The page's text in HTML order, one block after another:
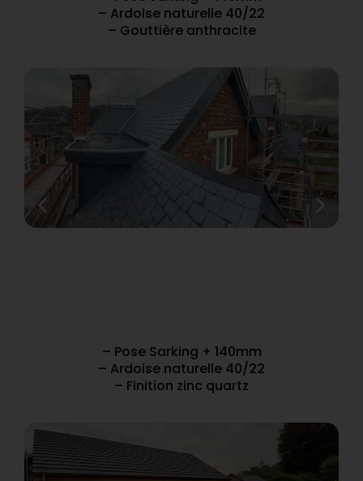
– Ardoise naturelle 40/22
– Gouttière anthracite
– Pose Sarking + 140mm
– Ardoise naturelle 40/22
– Finition zinc quartz